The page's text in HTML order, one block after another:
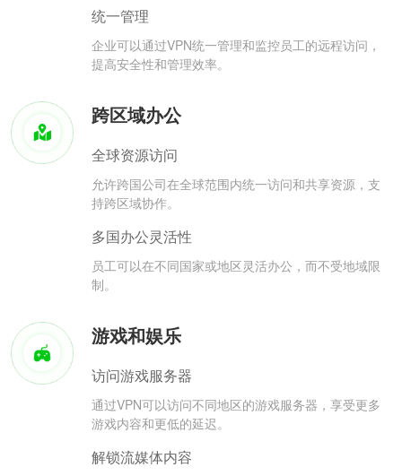
统一管理
企业可以通过VPN统一管理和监控员工的远程访问，
提高安全性和管理效率。
跨区域办公
全球资源访问
允许跨国公司在全球范围内统一访问和共享资源，支
持跨区域协作。
多国办公灵活性
员工可以在不同国家或地区灵活办公，而不受地域限
制。
游戏和娱乐
访问游戏服务器
通过VPN可以访问不同地区的游戏服务器，享受更多
游戏内容和更低的延迟。
解锁流媒体内容